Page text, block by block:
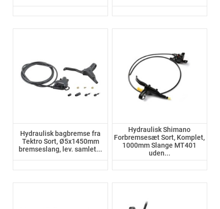
Hydraulisk bagbremse fra
Tektro Sort, Ø5x1450mm
bremseslang, lev. samlet...
Hydraulisk Shimano
Forbremsesæt Sort, Komplet,
1000mm Slange MT401
uden...